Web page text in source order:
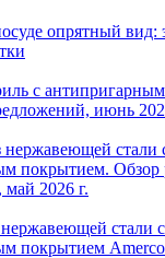
опрятный
с
июнь
нержавеющей стали
покрытием. Обзор
2026 г.
нержавеющей стали
покрытием